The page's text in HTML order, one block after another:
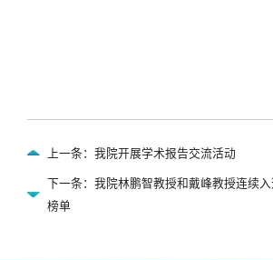
上一条：我院开展学术报告交流活动
下一条：我院林鹏智教授和戴峰教授连续入
榜单